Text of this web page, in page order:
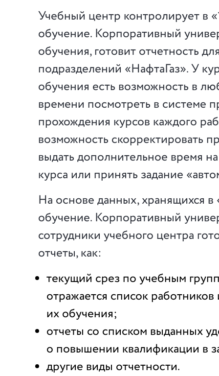
Учебный центр контролирует в
обучение. Корпоративный
обучения, готовит отчетность
подразделений «НафтаГаз». У
обучения есть возможность в
времени посмотреть в системе
прохождения курсов каждого
возможность скорректировать
выдать дополнительное время
курса или принять задание
На основе данных, хранящихся
обучение. Корпоративный
сотрудники учебного центра
отчеты, как:
текущий срез по учебным
отражается список работников
их обучения;
отчеты со списком выданных
о повышении квалификации в
другие виды отчетности.